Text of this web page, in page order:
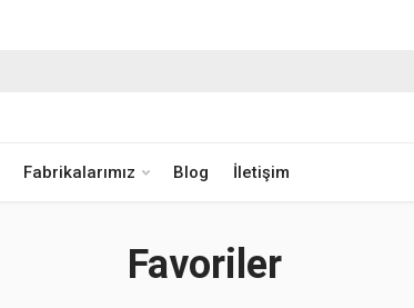
Fabrikalarımız Blog İletişim
Favoriler